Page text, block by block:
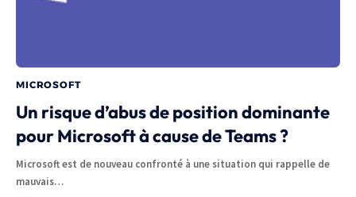
MICROSOFT
Un risque d’abus de position dominante
pour Microsoft à cause de Teams ?
Microsoft est de nouveau confronté à une situation qui rappelle de
mauvais…